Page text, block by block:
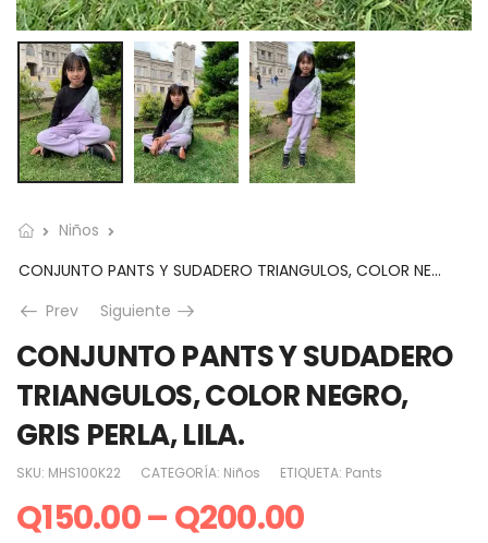
Niños
CONJUNTO PANTS Y SUDADERO TRIANGULOS, COLOR NEGRO, GRIS PERLA, LILA.
Prev
Siguiente
CONJUNTO PANTS Y SUDADERO
TRIANGULOS, COLOR NEGRO,
GRIS PERLA, LILA.
SKU: MHS100K22 CATEGORÍA: Niños ETIQUETA: Pants
Q150.00–Q200.00